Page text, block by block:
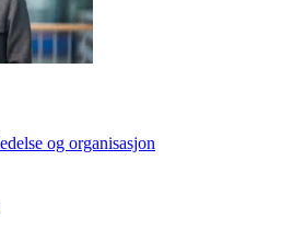
og organisasjon